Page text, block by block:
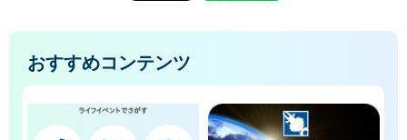
おすすめコンテンツ